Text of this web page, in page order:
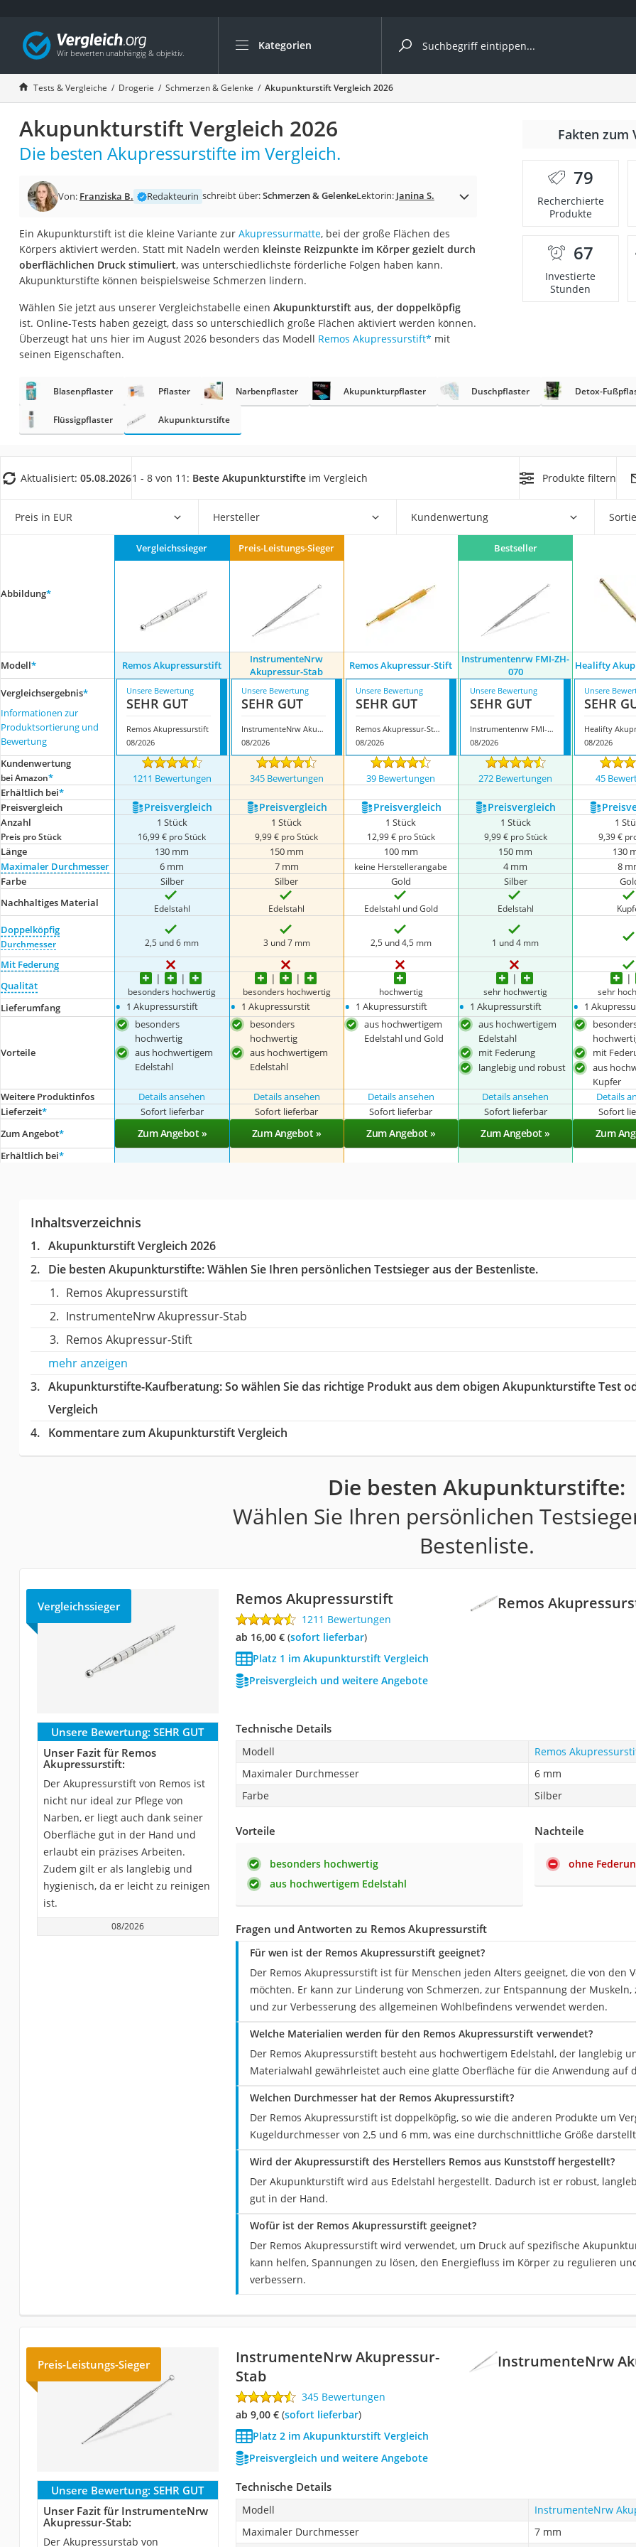
Kategorien
Die beliebtesten Vergleiche nach Kategorie
Drogerie
Inhalator
Haarschneider
Rollator
Braun Rasierer
Katzenklappe (Chip)
Masturbator
Massagepistole
Epilierer
Reisehaartrockner
Eiweißpulver
Nackenmassagegerät
Zeckenschutz Katze
Schildkrötenhaus
Mineralfutter Pferd
Massagegerät
Service
Tests & Vergleiche Drogerie Schmerzen & Gelenke Akupunkturstift Vergleich 2026
Akupunkturstift Vergleich 2026
Die besten Akupressurstifte im Vergleich.
Von: Franziska B. Redakteurin schreibt über:Schmerzen & GelenkeLektorin: Janina S.
Ein Akupunkturstift ist die kleine Variante zurAkupressurmatte, bei der große Flächen des
Körpers aktiviert werden. Statt mit Nadeln werden kleinste Reizpunkte im Körper gezielt durch
oberflächlichen Druck stimuliert, was unterschiedlichste förderliche Folgen haben kann.
Akupunkturstifte können beispielsweise Schmerzen lindern.
Wählen Sie jetzt aus unserer Vergleichstabelle einen Akupunkturstift aus, der doppelköpfig
ist. Online-Tests haben gezeigt, dass so unterschiedlich große Flächen aktiviert werden können.
Überzeugt hat uns hier im August 2026 besonders das Modell Remos Akupressurstift* mit
seinen Eigenschaften.
Fakten zum
79
Recherchierte
Produkte
67
Investierte
Stunden
Blasenpflaster Pflaster Narbenpflaster Akupunkturpflaster Duschpflaster Detox-
Flüssigpflaster Akupunkturstifte
Aktualisiert: 05.08.20261 - 8 von 11: Beste Akupunkturstifte im Vergleich Produkte filtern
Preis in EUR Hersteller Kundenwertung
Abbildung*
Vergleichssieger Preis-Leistungs-Sieger Bestseller
Modell* Remos Akupressurstift
InstrumenteNrw
Akupressur-Stab
Remos Akupressur-Stift
Instrumentenrw FMI-ZH-
070
Healifty
Vergleichsergebnis*
Informationen zur
Produktsortierung und
Bewertung
Unsere Bewertung
SEHR GUT
Remos Akupressurstift
08/2026
Unsere Bewertung
SEHR GUT
InstrumenteNrw Akupressur-Stab
08/2026
Unsere Bewertung
SEHR GUT
Remos Akupressur-Stift
08/2026
Unsere Bewertung
SEHR GUT
Instrumentenrw FMI-ZH-070
08/2026
Unsere
SEHR
08/2026
Kundenwertung
bei Amazon* 1211 Bewertungen 345 Bewertungen 39 Bewertungen 272 Bewertungen 45
Erhältlich bei*
Preis­vergleich
Preis­vergleich Preis­vergleich Preis­vergleich Preis­vergleich
Anzahl
Preis pro Stück
1 Stück
16,99 € pro Stück
1 Stück
9,99 € pro Stück
1 Stück
12,99 € pro Stück
1 Stück
9,99 € pro Stück
1
9,39 €
Länge 130 mm 150 mm 100 mm 150 mm 130
Maximaler Durchmesser
6 mm 7 mm keine Herstellerangabe 4 mm 8
Farbe
Silber Silber Gold Silber
Nachhaltiges Material
Edelstahl Edelstahl Edelstahl und Gold Edelstahl
Doppelköpfig
Durchmesser 2,5 und 6 mm 3 und 7 mm 2,5 und 4,5 mm 1 und 4 mm
Mit Federung
Qualität
besonders hochwertig besonders hochwertig hochwertig sehr hochwertig sehr
Lieferumfang • 1 Akupressurstift • 1 Akupressurstit • 1 Akupressurstift • 1 Akupressurstift • 1
Vorteile
besonders
hochwertig
aus hochwertigem
Edelstahl
besonders
hochwertig
aus hochwertigem
Edelstahl
aus hochwertigem
Edelstahl und Gold
aus hochwertigem
Edelstahl
mit Federung
langlebig und robust
mit
aus
Kupfer
Weitere Produktinfos
Details ansehen Details ansehen Details ansehen Details ansehen Details
Lieferzeit* Sofort lieferbar Sofort lieferbar Sofort lieferbar Sofort lieferbar Sofort
Zum Angebot* Zum Angebot » Zum Angebot » Zum Angebot » Zum Angebot » Zum
Erhältlich bei*
Inhaltsverzeichnis
Akupunkturstift Vergleich 2026
Die besten Akupunkturstifte:Wählen Sie Ihren persönlichen Testsieger aus der Bestenliste.
Remos Akupressurstift
InstrumenteNrw Akupressur-Stab
Remos Akupressur-Stift
mehr anzeigen
Akupunkturstifte-Kaufberatung: So wählen Sie das richtige Produkt aus dem obigen Akupunkturstifte Test
Vergleich
Kommentare zum Akupunkturstift Vergleich
Die besten Akupunkturstifte:
Wählen Sie Ihren persönlichen
Bestenliste.
Remos
Vergleichssieger Remos Akupressurstift
1211 Bewertungen
ab 16,00 €( Sofort lieferbar)
Platz 1 im Akupunkturstift Vergleich
Preisvergleich und weitere Angebote
Unsere Bewertung: SEHR GUT
Unser Fazit für Remos
Akupressurstift:
Der Akupressurstift von Remos ist
nicht nur ideal zur Pflege von
Narben, er liegt auch dank seiner
Oberfläche gut in der Hand und
erlaubt ein präzises Arbeiten.
Zudem gilt er als langlebig und
hygienisch, da er leicht zu reinigen
ist.
08/2026
Technische Details
Modell
Remos
Maximaler Durchmesser
6 mm
Farbe
Silber
Vorteile
besonders hochwertig
aus hochwertigem Edelstahl
Nachteile
ohne
Fragen und Antworten zu Remos Akupressurstift
Für wen ist der Remos Akupressurstift geeignet?
Der Remos Akupressurstift ist für Menschen jeden Alters geeignet, die von den
möchten. Er kann zur Linderung von Schmerzen, zur Entspannung der
und zur Verbesserung des allgemeinen Wohlbefindens verwendet werden.
Welche Materialien werden für den Remos Akupressurstift verwendet?
Der Remos Akupressurstift besteht aus hochwertigem Edelstahl, der langlebig
Materialwahl gewährleistet auch eine glatte Oberfläche für die Anwendung auf
Welchen Durchmesser hat der Remos Akupressurstift?
Der Remos Akupressurstift ist doppelköpfig, so wie die anderen Produkte um
Kugeldurchmesser von 2,5 und 6 mm, was eine durchschnittliche Größe
Wird der Akupressurstift des Herstellers Remos aus Kunststoff hergestellt?
Der Akupunkturstift wird aus Edelstahl hergestellt. Dadurch ist er robust,
gut in der Hand.
Wofür ist der Remos Akupressurstift geeignet?
Der Remos Akupressurstift wird verwendet, um Druck auf spezifische
kann helfen, Spannungen zu lösen, den Energiefluss im Körper zu regulieren
verbessern.
InstrumenteNrw
Preis-Leistungs-Sieger
InstrumenteNrw Akupressur-
Stab
345 Bewertungen
ab 9,00 €( Sofort lieferbar)
Platz 2 im Akupunkturstift Vergleich
Preisvergleich und weitere Angebote
Unsere Bewertung: SEHR GUT
Unser Fazit für InstrumenteNrw
Akupressur-Stab:
Der Akupressurstab von
Technische Details
Modell
InstrumenteNrw
Maximaler Durchmesser
7 mm